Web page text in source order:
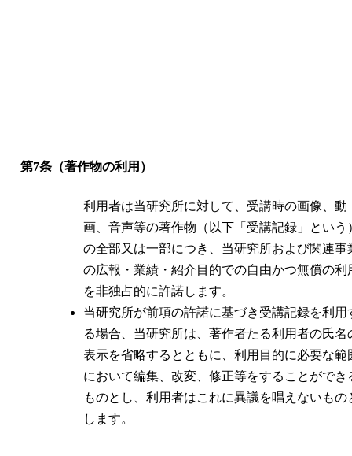
第7条（著作物の利用）
利用者は当研究所に対して、受講時の画像、動
画、音声等の著作物（以下「受講記録」という
の全部又は一部につき、当研究所および関連事
の広報・業績・紹介目的での自由かつ無償の利
を非独占的に許諾します。
当研究所が前項の許諾に基づき受講記録を利用
る場合、当研究所は、著作者たる利用者の氏名
表示を省略するとともに、利用目的に必要な範
において編集、改変、修正等をすることができ
ものとし、利用者はこれに異議を唱えないもの
します。